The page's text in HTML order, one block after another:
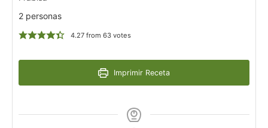
2 personas
4.27from 63votes
Imprimir Receta